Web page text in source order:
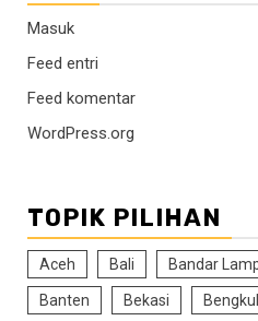
Masuk
Feed entri
Feed komentar
WordPress.org
TOPIK PILIHAN
Aceh Bali Bandar
Banten Bekasi